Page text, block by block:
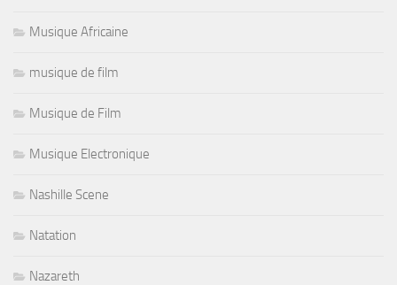
Musique Africaine
musique de film
Musique de Film
Musique Electronique
Nashille Scene
Natation
Nazareth